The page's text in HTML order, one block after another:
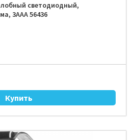
светодиодный,
3ААА 56436